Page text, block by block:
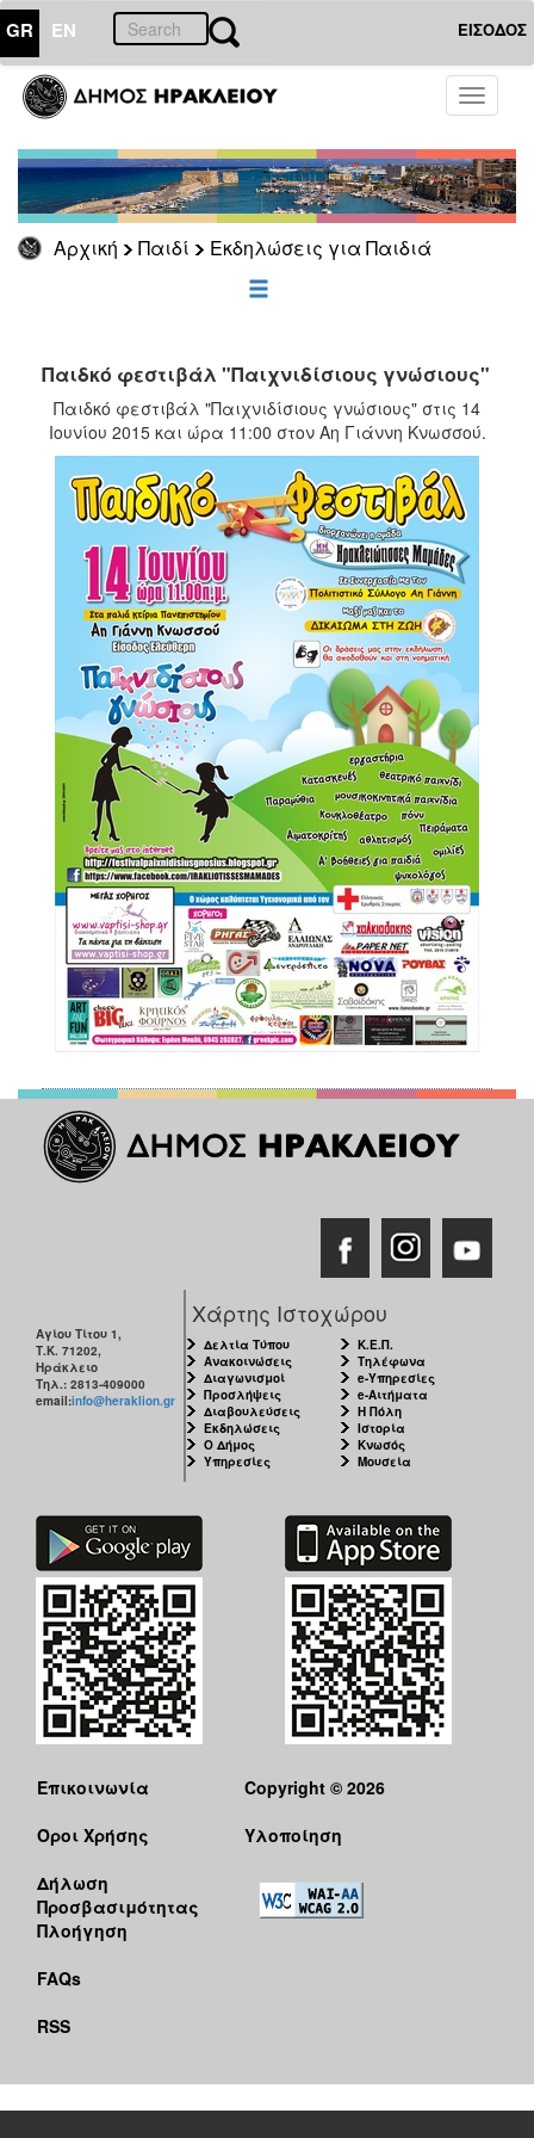
GR EN ΕΙΣΟΔΟΣ
Toggle
Αρχική Παιδί Εκδηλώσεις για Παιδιά
ΠΑΙΔΙ
για
Παιδιά
ΕΠΙΣΚΕΠΤΗΣ
ΗΡΑΚΛΕΙΟ
Παιδκό φεστιβάλ "Παιχνιδίσιους γνώσιους"
Παιδκό φεστιβάλ "Παιχνιδίσιους γνώσιους" στις 14
Ιουνίου 2015 και ώρα 11:00 στον Αη Γιάννη Κνωσσού.
Αγίου Τίτου 1,
Τ.Κ. 71202,
Ηράκλειο
Τηλ.: 2813-409000
email:info@heraklion.gr
Χάρτης Ιστοχώρου
Δελτία Τύπου
Ανακοινώσεις
Διαγωνισμοί
Προσλήψεις
Διαβουλεύσεις
Εκδηλώσεις
Ο Δήμος
Υπηρεσίες
Κ.Ε.Π.
Τηλέφωνα
e-Υπηρεσίες
e-Αιτήματα
Η Πόλη
Ιστορία
Κνωσός
Μουσεία
Επικοινωνία
Όροι Χρήσης
Δήλωση
Προσβασιμότητας
Πλοήγηση
FAQs
RSS
Copyright © 2026
Υλοποίηση